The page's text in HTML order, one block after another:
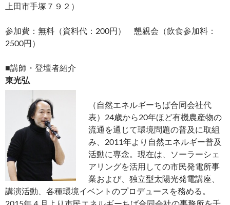
上田市手塚７９２）
参加費：無料（資料代：200円） 懇親会（飲食参加料：
2500円）
■講師・登壇者紹介
東光弘
（自然エネルギーちば合同会社代
表）24歳から20年ほど有機農産物の
流通を通じて環境問題の普及に取組
み、2011年より自然エネルギー普及
活動に専念。現在は、ソーラーシェ
アリングを活用しての市民発電所事
業および、独立型太陽光発電講座、
講演活動、各種環境イベントのプロデュースを務める。